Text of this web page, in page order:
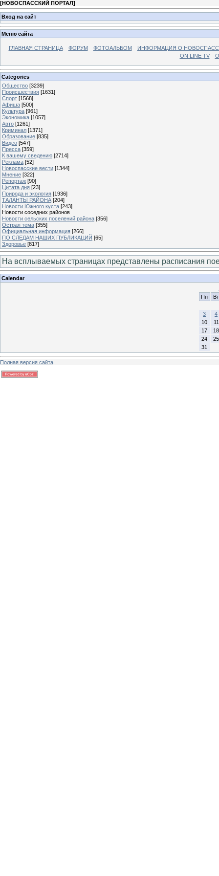
[НОВОСПАССКИЙ ПОРТАЛ]
Вход на сайт
Меню сайта
ГЛАВНАЯ СТРАНИЦА ФОРУМ ФОТОАЛЬБОМ
ИНФОРМАЦИЯ О
ON LINE TV
Categories
Общество [3239]
Происшествия [1631]
Спорт [1568]
Афиша [500]
Культура [961]
Экономика [1057]
Авто [1261]
Криминал [1371]
Образование [835]
Видео [547]
Пресса [359]
К вашему сведению [2714]
Реклама [52]
Новоспасские вести [1344]
Мнение [322]
Репортаж [90]
Цитата дня [23]
Природа и экология [1936]
ТАЛАНТЫ РАЙОНА [204]
Новости Южного куста [243]
Новости соседних районов
Новости сельских поселений района [356]
Острая тема [355]
Официальная информация [266]
ПО СЛЕДАМ НАШИХ ПУБЛИКАЦИЙ [65]
Здоровье [817]
На всплываемых страницах представлены расписания
Calendar
Пн
Вт
3
4
10
11
17
18
24
25
31
Полная версия сайта